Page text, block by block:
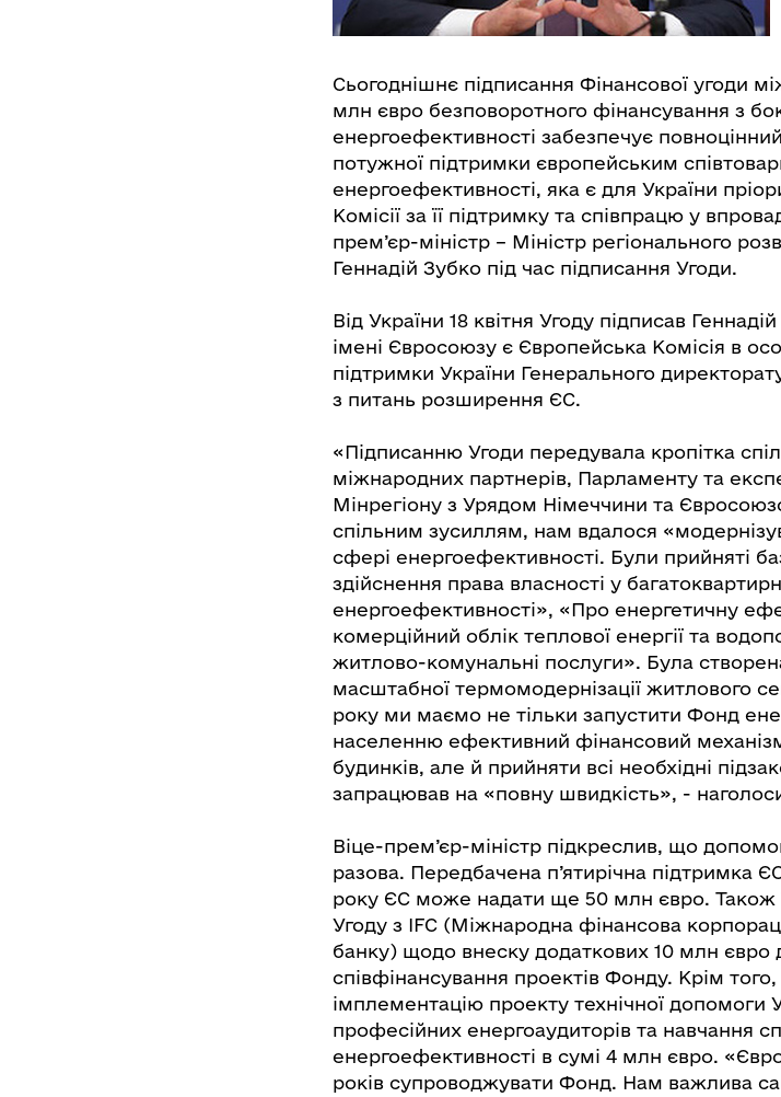
Сьогоднішнє підписання Фінансової угоди
млн євро безповоротного фінансування з
енергоефективності забезпечує
потужної підтримки європейським
енергоефективності, яка є для України
Комісії за її підтримку та співпрацю у
прем’єр-міністр – Міністр регіонального
Геннадій Зубко під час підписання Угоди.
Від України 18 квітня Угоду підписав
імені Євросоюзу є Європейська Комісія в
підтримки України Генерального
з питань розширення ЄС.
«Підписанню Угоди передувала кропітка
міжнародних партнерів, Парламенту та
Мінрегіону з Урядом Німеччини та
спільним зусиллям, нам вдалося
сфері енергоефективності. Були прийняті
здійснення права власності у
енергоефективності», «Про енергетичну
комерційний облік теплової енергії та
житлово-комунальні послуги». Була
масштабної термомодернізації житлового
року ми маємо не тільки запустити Фонд
населенню ефективний фінансовий
будинків, але й прийняти всі необхідні
запрацював на «повну швидкість», -
Віце-прем’єр-міністр підкреслив, що
разова. Передбачена п’ятирічна підтримка
року ЄС може надати ще 50 млн євро. Також
Угоду з IFC (Міжнародна фінансова
банку) щодо внеску додаткових 10 млн
співфінансування проектів Фонду. Крім
імплементацію проекту технічної допомоги
професійних енергоаудиторів та навчання
енергоефективності в сумі 4 млн євро.
років супроводжувати Фонд. Нам важлива